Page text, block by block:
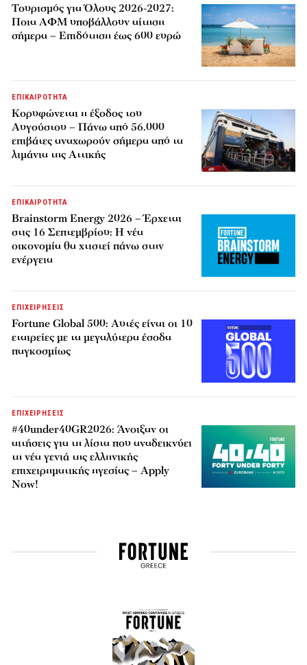
Τουρισμός για Όλους 2026-2027:
Ποια ΑΦΜ υποβάλλουν αίτηση
σήμερα – Επιδότηση έως 600 ευρώ
ΕΠΙΚΑΙΡΟΤΗΤΑ
Κορυφώνεται η έξοδος του
Αυγούστου – Πάνω από 56.000
επιβάτες αναχωρούν σήμερα από τα
λιμάνια της Αττικής
ΕΠΙΚΑΙΡΟΤΗΤΑ
Brainstorm Energy 2026 – Έρχεται
στις 16 Σεπτεμβρίου: Η νέα
οικονομία θα χτιστεί πάνω στην
ενέργεια
ΕΠΙΧΕΙΡΗΣΕΙΣ
Fortune Global 500: Αυτές είναι οι 10
εταιρείες με τα μεγαλύτερα έσοδα
παγκοσμίως
ΕΠΙΧΕΙΡΗΣΕΙΣ
#40under40GR2026: Άνοιξαν οι
αιτήσεις για τη λίστα που αναδεικνύει
τη νέα γενιά της ελληνικής
επιχειρηματικής ηγεσίας – Apply
Now!